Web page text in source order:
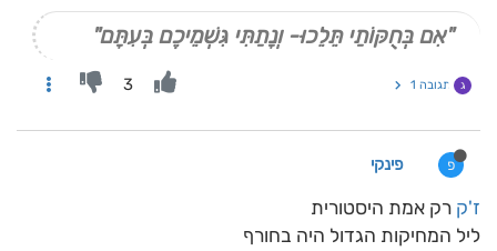
"אִם בְּחֻקּוֹתַי תֵּלֵכוּ- וְנָתַתִּי גִּשְׁמֵיכֶם בְּעִתָּם"
ג תגובה 1 3
פ פינקי
ז'ק רק אמת היסטורית
ליל המחיקות הגדול היה בחורף